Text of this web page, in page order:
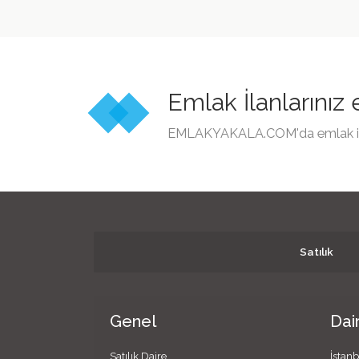
Emlak
EMLAKYAKALA.COM'da emlak
Satılık
Genel
Satılık Daire